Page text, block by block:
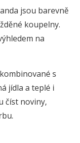
jsou barevně
koupelny.
na
s
jídla a teplé i
číst noviny,